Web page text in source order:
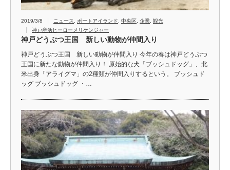
2019/3/8 ニュース ポートアイランド 中央区 企業 観光
神戸産活ヒーローメリケンジャー
神戸どうぶつ王国 新しい動物が仲間入り
神戸どうぶつ王国 新しい動物が仲間入り 今年の春は神戸どうぶつ
王国に新たな動物が仲間入り！ 原始的な犬「ブッシュドッグ」、北
米出身「アライグマ」の2種類が仲間入りするという。 ブッシュド
ッグ ブッシュドッグ ・…